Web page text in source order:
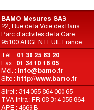
BAMO Mesures SAS
22, Rue de la Voie des Bans
Parc d'activités de la Gare
95100 ARGENTEUIL France
Tél. : 01 30 25 83 20
Fax : 01 34 10 16 05
Mél. : info@bamo.fr
Site : http://www.bamo.fr
Siret : 314 055 864 000 65
TVA Intra : FR 08 314 055 864
APE : 4669 B